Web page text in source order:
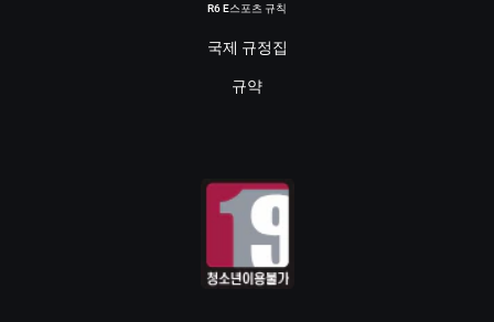
R6 E스포츠 규칙
국제 규정집
규약